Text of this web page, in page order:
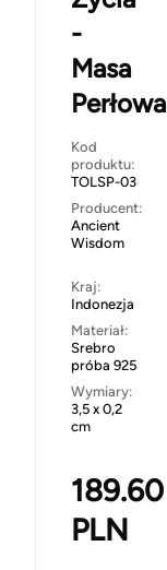
-
Masa
Perłowa
Kod
produktu:
TOLSP-03
Producent:
Ancient
Wisdom
Kraj:
Indonezja
Materiał:
Srebro
próba 925
Wymiary:
3,5 x 0,2
cm
189.60
PLN